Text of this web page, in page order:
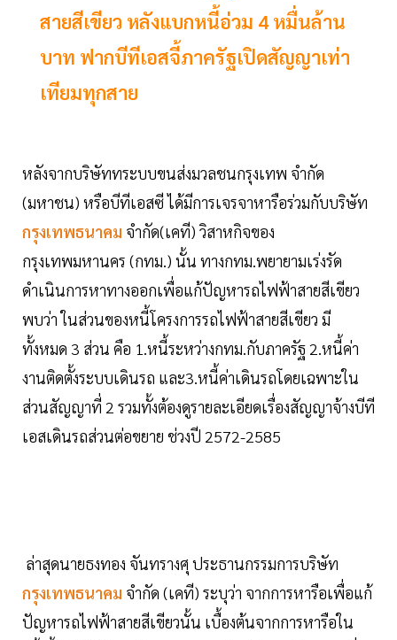
สายสีเขียว หลังแบกหนี้อ่วม 4 หมื่นล้าน
บาท ฟากบีทีเอสจี้ภาครัฐเปิดสัญญาเท่า
เทียมทุกสาย
หลังจากบริษัททระบบขนส่งมวลชนกรุงเทพ จำกัด
(มหาชน) หรือบีทีเอสซี ได้มีการเจรจาหารือร่วมกับบริษัท
กรุงเทพธนาคม จำกัด(เคที) วิสาหกิจของ
กรุงเทพมหานคร (กทม.) นั้น ทางกทม.พยายามเร่งรัด
ดำเนินการหาทางออกเพื่อแก้ปัญหารถไฟฟ้าสายสีเขียว
พบว่า ในส่วนของหนี้โครงการรถไฟฟ้าสายสีเขียว มี
ทั้งหมด 3 ส่วน คือ 1.หนี้ระหว่างกทม.กับภาครัฐ 2.หนี้ค่า
งานติดตั้งระบบเดินรถ และ3.หนี้ค่าเดินรถโดยเฉพาะใน
ส่วนสัญญาที่ 2 รวมทั้งต้องดูรายละเอียดเรื่องสัญญาจ้างบีที
เอสเดินรถส่วนต่อขยาย ช่วงปี 2572-2585
ล่าสุดนายธงทอง จันทรางศุ ประธานกรรมการบริษัท
กรุงเทพธนาคม จำกัด (เคที) ระบุว่า จากการหารือเพื่อแก้
ปัญหารถไฟฟ้าสายสีเขียวนั้น เบื้องต้นจากการหารือใน